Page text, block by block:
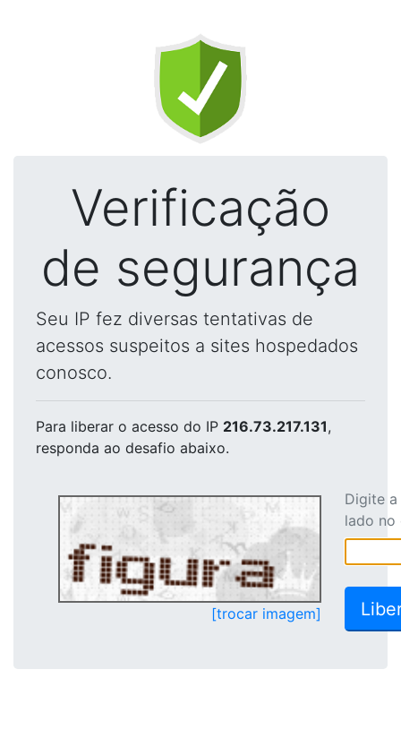
Verificação
de segurança
Seu IP fez diversas tentativas de
acessos suspeitos a sites hospedados
conosco.
Para liberar o acesso do IP 216.73.217.131,
responda ao desafio abaixo.
[trocar imagem]
Digite
lado no